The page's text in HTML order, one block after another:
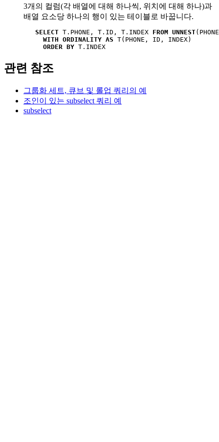
3개의 컬럼(각 배열에 대해 하나씩, 위치에 대해 하나)과
배열 요소당 하나의 행이 있는 테이블로 바꿉니다.
SELECT T.PHONE, T.ID, T.INDEX FROM UNNEST
WITH ORDINALITY AS T(PHONE, ID, INDEX)
ORDER BY T.INDEX
관련 참조
그룹화 세트, 큐브 및 롤업 쿼리의 예
조인이 있는 subselect 쿼리 예
subselect